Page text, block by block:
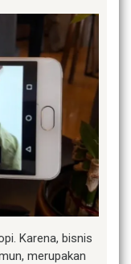
Karena, bisnis
merupakan